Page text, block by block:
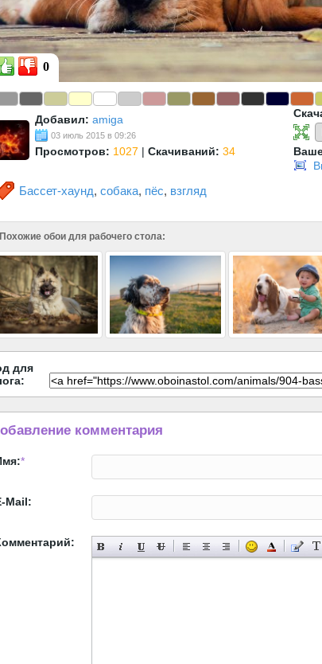
Бассет-хаунд, собака, пёс, взгляд
Добавил: amiga
03 июль 2015 в 09:26
Просмотров: 1027 | Скачиваний: 34
0
Похожие обои для рабочего стола:
для
комментария
*
Mail: